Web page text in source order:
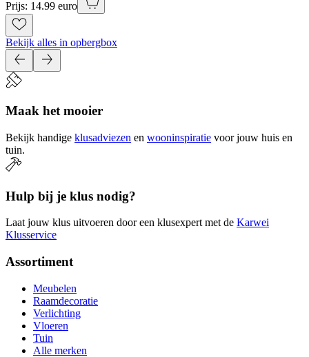
Prijs: 14.99 euro
Bekijk alles in opbergbox
Maak het mooier
Bekijk handige klusadviezen en wooninspiratie voor jouw huis en
tuin.
Hulp bij je klus nodig?
Laat jouw klus uitvoeren door een klusexpert met de Karwei
Klusservice
Assortiment
Meubelen
Raamdecoratie
Verlichting
Vloeren
Tuin
Alle merken